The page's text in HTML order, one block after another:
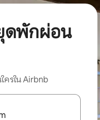
ดพักผ่อน
รใน Airbnb
หรือปัด เพื่อสำรวจผลการค้นหา